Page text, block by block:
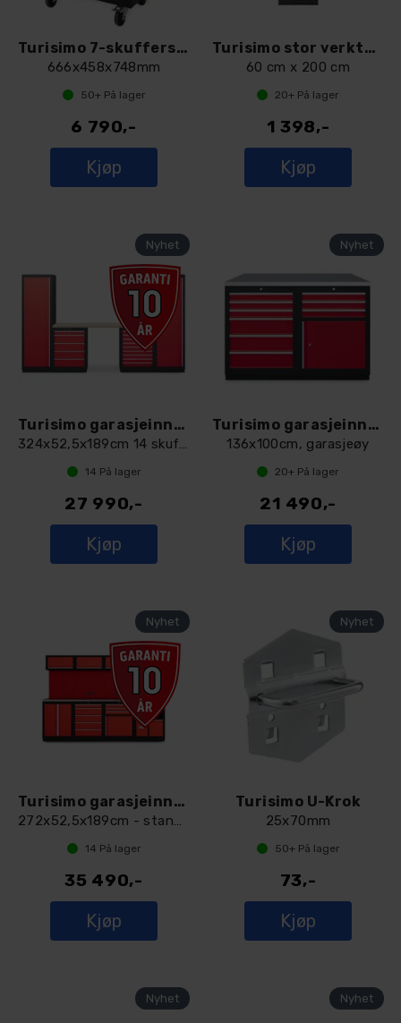
Turisimo 7-skuffers verktøytralle
666x458x748mm
50+På lager
6 790,-
Kjøp
Turisimo stor verktøytavle - sort
60 cm x 200 cm
20+ På lager
1 398,-
Kjøp
Turisimo garasjeinnredning 324cm
324x52,5x189cm 14 skuffer 2 høyskap
14 På lager
27 990,-
Kjøp
Turisimo garasjeinnredning 136x100cm
136x100cm, garasjeøy
20+ På lager
21 490,-
Kjøp
Turisimo garasjeinnredning 272cm
272x52,5x189cm - standard dybde
14 På lager
35 490,-
Kjøp
Turisimo U-Krok
25x70mm
50+På lager
73,-
Kjøp